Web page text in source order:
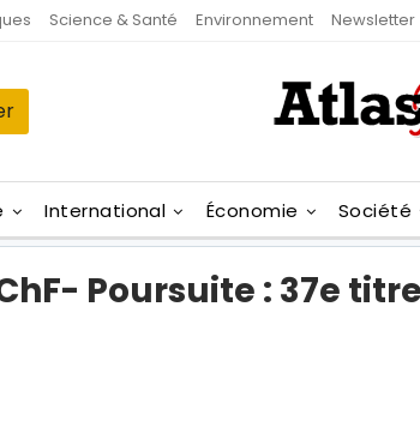
Science & Santé Environnement Newsletter
International Économie Société
Poursuite : 37e